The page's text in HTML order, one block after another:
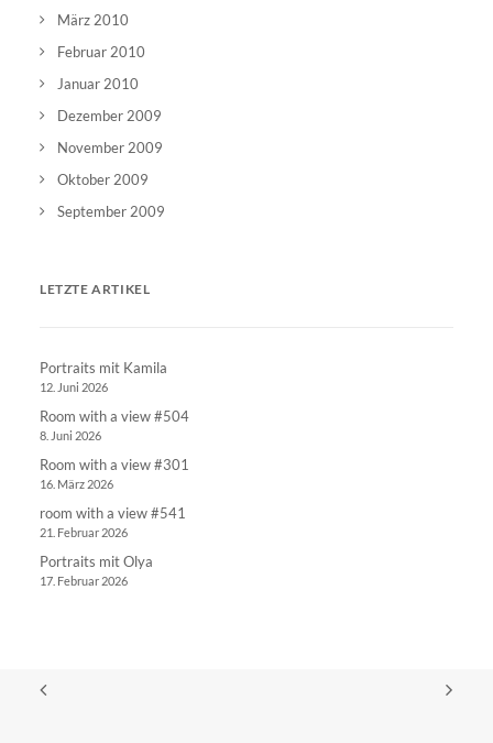
März 2010
Februar 2010
Januar 2010
Dezember 2009
November 2009
Oktober 2009
September 2009
LETZTE ARTIKEL
Portraits mit Kamila
12. Juni 2026
Room with a view #504
8. Juni 2026
Room with a view #301
16. März 2026
room with a view #541
21. Februar 2026
Portraits mit Olya
17. Februar 2026